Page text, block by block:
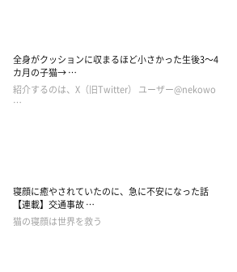
クちゃん。「特におマサを大きくしすぎたかもし
、おフクちゃんとの暮らしが始まり、あ
が流れました。家にやってきたころは小
匹も、みるみる成長。推定4才半を迎えた
っていました。
全身がクッションに収まるほど小さかった生後3～4
カ月の子猫→ …
紹介するのは、X（旧Twitter） ユーザー@nekowo
…
寝顔に癒やされていたのに、急に不安になった話
【連載】交通事故 …
猫の寝顔は世界を救う